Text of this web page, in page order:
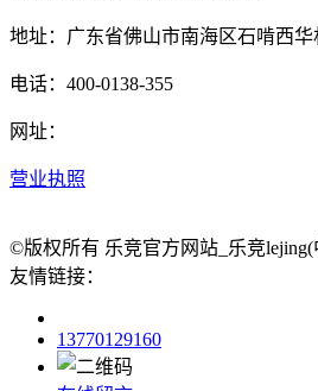
地址：广东省佛山市南海区石啃西
电话：400-0138-355
网址：
营业执照
©版权所有 乐竞官方网站_乐竞lejing(
友情链接：
13770129160